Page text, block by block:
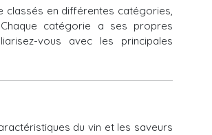
classés en différentes catégories,
catégorie a ses propres
vous avec les principales
du vin et les saveurs